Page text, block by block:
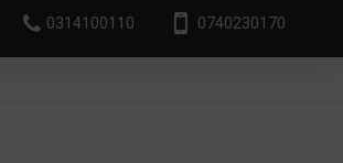
0314100110 0740230170